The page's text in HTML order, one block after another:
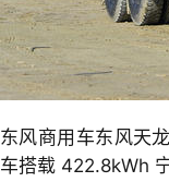
东风商用车东风天
车搭载 422.8kWh